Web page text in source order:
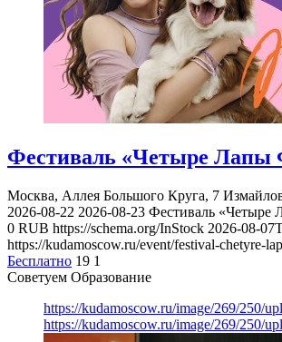
Фестиваль «Четыре Лапы
Москва, Аллея Большого Круга, 7
2026-08-22 2026-08-23 Фестиваль «Четыре
0 RUB https://schema.org/InStock 2026-08-
https://kudamoscow.ru/event/festival-chetyre-
Бесплатно 19 1
Советуем Образование
https://kudamoscow.ru/image/269/250/
https://kudamoscow.ru/image/269/250/